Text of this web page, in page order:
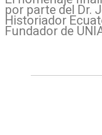
por parte del Dr.
Historiador
Fundador de